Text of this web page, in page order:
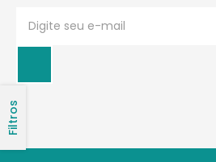
Filtros